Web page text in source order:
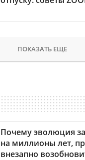
ПОКАЗАТЬ ЕЩЕ
Почему эволюция
на миллионы лет,
внезапно